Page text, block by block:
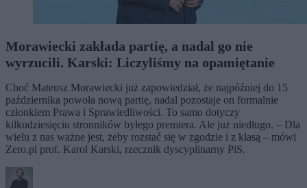
Morawiecki zakłada partię, a nadal go nie
wyrzucili. Karski: Liczyliśmy na opamiętanie
Choć Mateusz Morawiecki już zapowiedział, że najpóźniej do 15
października powoła nową partię, nadal pozostaje on formalnie
członkiem Prawa i Sprawiedliwości. To samo dotyczy
kilkudziesięciu stronników byłego premiera. Ale już niedługo. – Dla
wielu z nas ważne jest, żeby rozstać się w zgodzie i z klasą – mówi
Zero.pl prof. Karol Karski, rzecznik dyscyplinarny PiS.